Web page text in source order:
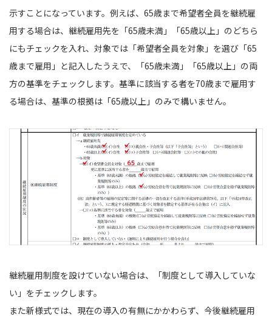
示すことになっています。例えば、65歳まで希望者全員を継続雇
用する場合は、継続雇用先を「65歳未満」「65歳以上」のどちら
にもチェックを入れ、対象では「希望者全員を対象」を選び「65
歳まで雇用」と記入したうえで、「65歳未満」「65歳以上」の両
方の基準をチェックします。基準に該当する者を70歳まで雇用す
る場合は、基準の根拠は「65歳以上」のみで構いません。
継続雇用制度を設けていない場合は、「制度として導入していな
い」をチェックします。
また新様式では、現在の導入の有無にかかわらず、今後継続雇用